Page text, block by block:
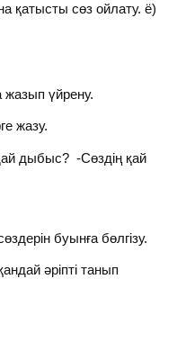
қатысты сөз ойлату. ё)
үйрену.
жазу.
дыбыс? -Сөздің қай
буынға бөлгізу.
әріпті танып